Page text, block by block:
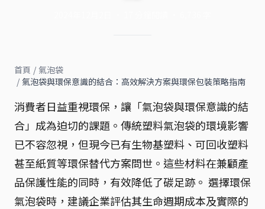
首頁 / 氣泡袋
/ 氣泡袋與環保意識的結合：高效解決方案與環保包裝策略指南
消費者日益重視環保，讓「氣泡袋與環保意識的結
合」成為迫切的課題。傳統塑料氣泡袋的環境影響
已不容忽視，但現今已有生物基塑料、可回收塑料
甚至紙質等環保替代方案問世。這些材料在兼顧產
品保護性能的同時，有效降低了碳足跡。 選擇環保
氣泡袋時，建議企業評估其生命週期成本及實際的